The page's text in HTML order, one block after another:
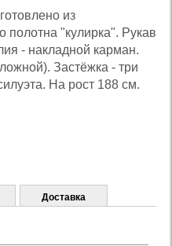
из
полотна "кулирка". Рукав
- накладной карман.
Застёжка - три
На рост 188 см.
Доставка